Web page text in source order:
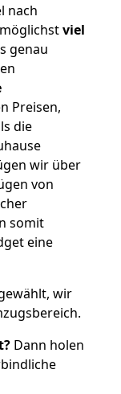
nach
viel
genau
Preisen,
die
wir über
von
somit
eine
wir
Dann holen